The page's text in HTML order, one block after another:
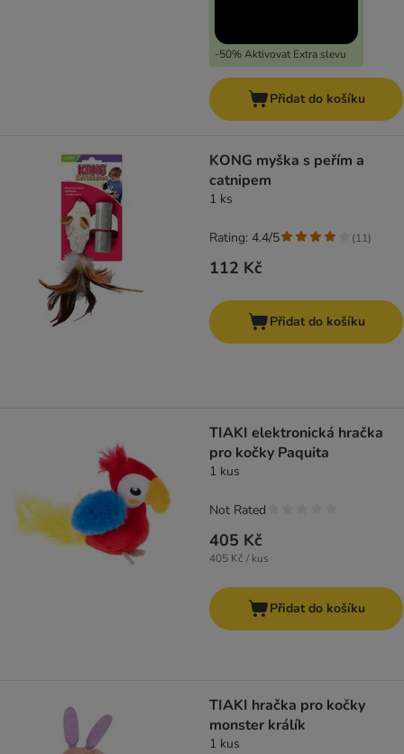
-50% Aktivovat Extra slevu
Přidat do košíku
KONG myška s peřím a
catnipem
1 ks
112 Kč
Rating: 4.4/5 (11)
Přidat do košíku
TIAKI elektronická hračka
pro kočky Paquita
1 kus
405 Kč
405 Kč / kus
Not Rated
Přidat do košíku
TIAKI hračka pro kočky
monster králík
1 kus